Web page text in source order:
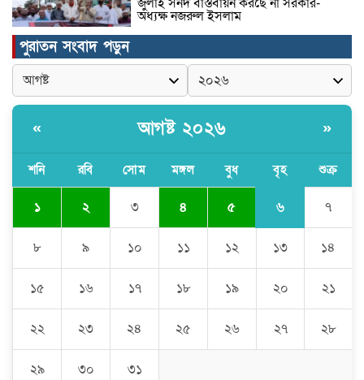
অধ্যক্ষ নজরুল ইসলাম
ঠাকুরগাঁওয়ে ইজিবাইক চোরচক্রের ৩ সদস্য
গ্রেপ্তার, বিপুল পরিমাণ যন্ত্রাংশ উদ্ধার ‎
মুন্সীগঞ্জের টংগীবাড়ীতে ৭ ফুট ৬ ইঞ্চি উচ্চতার
ঘণ্টার পর ঘণ্টা বিদ্যুৎহীন মৌলভীবাজার:
অতিরিক্ত বিলে দিশেহারা গ্রাহক, তীব্র ক্ষোভ
বিশ্বনাথে ‘প্রবাসী ওয়েলফেয়ার
পুরাতন সংবাদ পড়ুন
« আগষ্ট ২০২৬ »
শনি রবি সোম মঙ্গল বুধ বৃহ শুক্র
১ ২ ৩ ৪ ৫ ৬ ৭
৮ ৯ ১০ ১১ ১২ ১৩ ১৪
১৫ ১৬ ১৭ ১৮ ১৯ ২০ ২১
২২ ২৩ ২৪ ২৫ ২৬ ২৭ ২৮
২৯ ৩০ ৩১